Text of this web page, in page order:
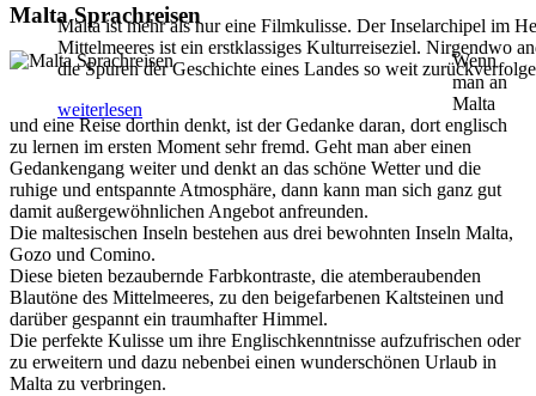
Malta ist mehr als nur eine Filmkulisse. Der Inselarchipel im
Mittelmeeres ist ein erstklassiges Kulturreiseziel. Nirgendwo
die Spuren der Geschichte eines Landes so weit
weiterlesen
Malta Sprachreisen
Wenn
man an
Malta
und eine Reise dorthin denkt, ist der Gedanke daran, dort englisch
zu lernen im ersten Moment sehr fremd. Geht man aber einen
Gedankengang weiter und denkt an das schöne Wetter und die
ruhige und entspannte Atmosphäre, dann kann man sich ganz gut
damit außergewöhnlichen Angebot anfreunden.
Die maltesischen Inseln bestehen aus drei bewohnten Inseln Malta,
Gozo und Comino.
Diese bieten bezaubernde Farbkontraste, die atemberaubenden
Blautöne des Mittelmeeres, zu den beigefarbenen Kaltsteinen und
darüber gespannt ein traumhafter Himmel.
Die perfekte Kulisse um ihre Englischkenntnisse aufzufrischen oder
zu erweitern und dazu nebenbei einen wunderschönen Urlaub in
Malta zu verbringen.